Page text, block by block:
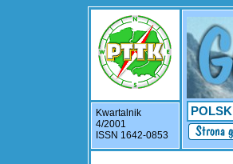
Kwartalnik
4/2001
ISSN 1642-0853